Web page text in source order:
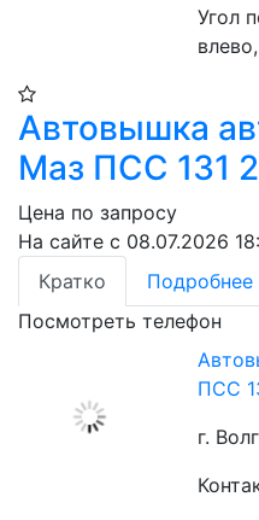
Угол
Автовышка
Маз ПСС 131
Цена по запросу
На сайте с 08.07.2026
Кратко
Подробнее
Посмотреть телефон
ПСС
г.